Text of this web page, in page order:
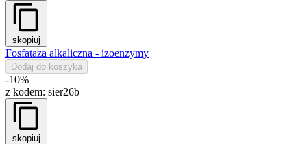
skopiuj
Fosfataza alkaliczna - izoenzymy
Dodaj do koszyka
-10%
z kodem: sier26b
skopiuj